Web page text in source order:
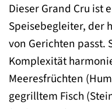
Dieser Grand Cru ist
Speisebegleiter, der
von Gerichten passt.
Komplexität
Meeresfrüchten
gegrilltem Fisch